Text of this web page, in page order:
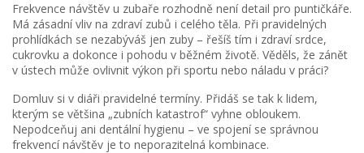
Frekvence návštěv u zubaře rozhodně není detail pro puntičkáře.
Má zásadní vliv na zdraví zubů i celého těla. Při pravidelných
prohlídkách se nezabýváš jen zuby – řešíš tím i zdraví srdce,
cukrovku a dokonce i pohodu v běžném životě. Věděls, že zánět
v ústech může ovlivnit výkon při sportu nebo náladu v práci?
Domluv si v diáři pravidelné termíny. Přidáš se tak k lidem,
kterým se většina „zubních katastrof“ vyhne obloukem.
Nepodceňuj ani dentální hygienu – ve spojení se správnou
frekvencí návštěv je to neporazitelná kombinace.